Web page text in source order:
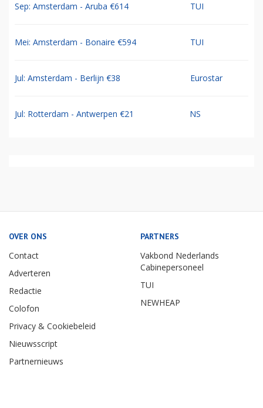
Sep: Amsterdam - Aruba €614 TUI
Mei: Amsterdam - Bonaire €594 TUI
Jul: Amsterdam - Berlijn €38 Eurostar
Jul: Rotterdam - Antwerpen €21 NS
OVER ONS
Contact
Adverteren
Redactie
Colofon
Privacy & Cookiebeleid
Nieuwsscript
Partnernieuws
PARTNERS
Vakbond Nederlands
Cabinepersoneel
TUI
NEWHEAP